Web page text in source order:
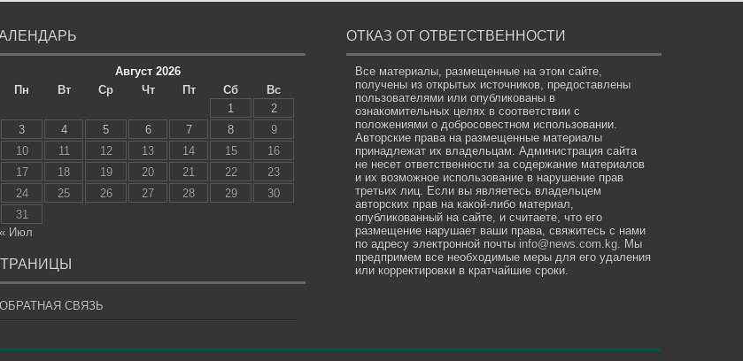
Август 2026
Пн
Вт Ср Чт Пт Сб
Вс
1
2
3
4 5 6 7 8
9
10
11 12 13 14 15
16
17
18 19 20 21 22
23
24
25 26 27 28 29
30
31
« Июл
ОБРАТНАЯ СВЯЗЬ
ОТКАЗ ОТ ОТВЕТСТВЕННОСТИ
Все материалы, размещенные на этом сайте,
получены из открытых источников, предоставлены
пользователями или опубликованы в
ознакомительных целях в соответствии с
положениями о добросовестном использовании.
Авторские права на размещенные материалы
принадлежат их владельцам. Администрация сайта
не несет ответственности за содержание материалов
и их возможное использование в нарушение прав
третьих лиц. Если вы являетесь владельцем
авторских прав на какой-либо материал,
опубликованный на сайте, и считаете, что его
размещение нарушает ваши права, свяжитесь с нами
по адресу электронной почты info@news.com.kg. Мы
предпримем все необходимые меры для его удаления
или корректировки в кратчайшие сроки.